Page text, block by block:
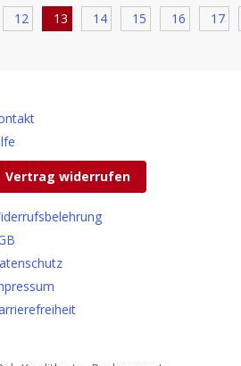
12 13 14 15 16 17
Vertrag widerrufen